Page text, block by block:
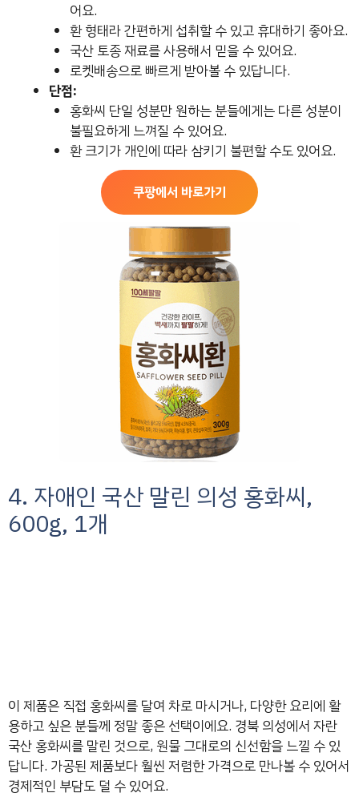
어요.
환 형태라 간편하게 섭취할 수 있고 휴대하기 좋아요.
국산 토종 재료를 사용해서 믿을 수 있어요.
로켓배송으로 빠르게 받아볼 수 있답니다.
단점:
홍화씨 단일 성분만 원하는 분들에게는 다른 성분이
불필요하게 느껴질 수 있어요.
환 크기가 개인에 따라 삼키기 불편할 수도 있어요.
쿠팡에서 바로가기
4. 자애인 국산 말린 의성 홍화씨,
600g, 1개
이 제품은 직접 홍화씨를 달여 차로 마시거나, 다양한 요리에 활
용하고 싶은 분들께 정말 좋은 선택이에요. 경북 의성에서 자란
국산 홍화씨를 말린 것으로, 원물 그대로의 신선함을 느낄 수 있
답니다. 가공된 제품보다 훨씬 저렴한 가격으로 만나볼 수 있어서
경제적인 부담도 덜 수 있어요.